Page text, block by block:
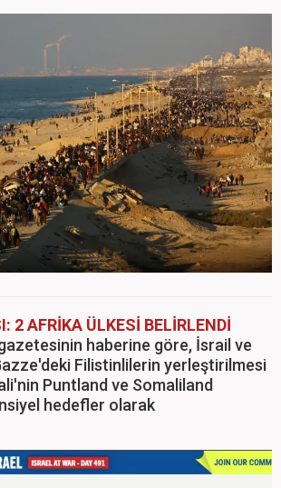
2 AFRİKA ÜLKESİ BELİRLENDİ
haberine göre, İsrail ve
Filistinlilerin yerleştirilmesi
Puntland ve Somaliland
hedefler olarak